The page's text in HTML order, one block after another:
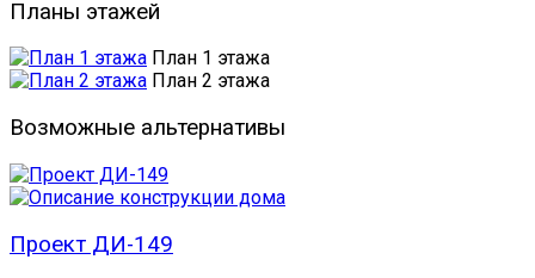
Планы этажей
План 1 этажа
План 2 этажа
Возможные альтернативы
Проект ДИ-149